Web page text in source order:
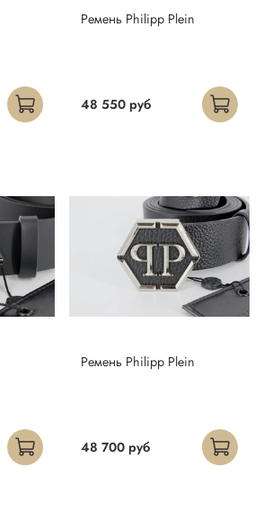
Ремень Philipp Plein
48 550 руб
Ремень Philipp Plein
48 700 руб